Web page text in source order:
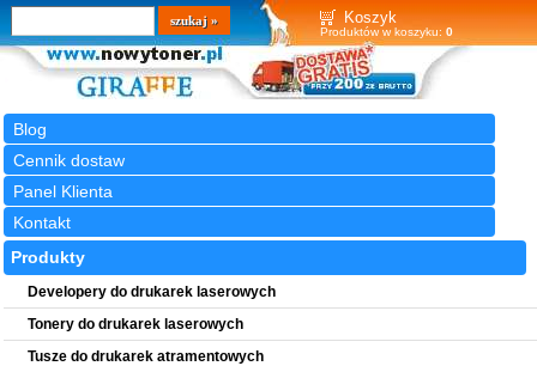
Koszyk
Produktów w koszyku: 0
Blog
Cennik dostaw
Panel Klienta
Kontakt
Wyszukiwarka
szukaj
Produkty
Developery do drukarek laserowych
Tonery do drukarek laserowych
Tusze do drukarek atramentowych